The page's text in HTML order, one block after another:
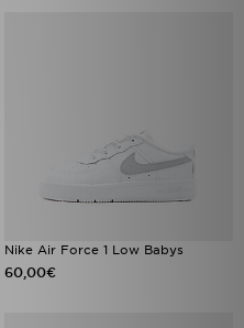
Nike Air Force 1 Low Babys
60,00€